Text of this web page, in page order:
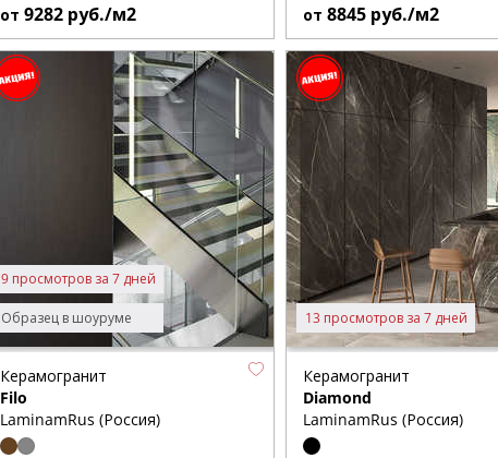
от 9282 руб./м2 от8845 руб./м2
Образец в шоуруме
9 просмотров за 7 дней
Керамогранит
Filo
LaminamRus (Россия)
13 просмотров за 7 дней
Керамогранит
Diamond
LaminamRus (Россия)